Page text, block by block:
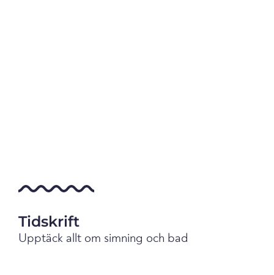
Tidskrift
Upptäck allt om simning och bad